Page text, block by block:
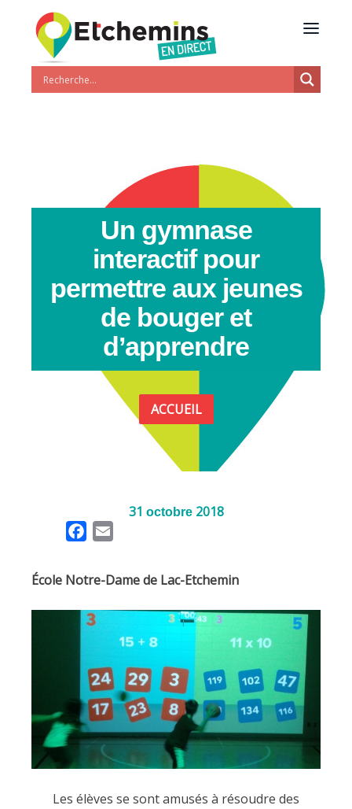
Un gymnase
interactif pour
permettre aux jeunes
de bouger et
d’apprendre
ACCUEIL
31 octobre 2018
e
b
o
i
l
École Notre-Dame de Lac-Etchemin
Les élèves se sont amusés à résoudre des